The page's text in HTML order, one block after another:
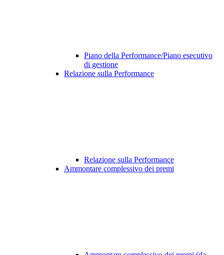
Piano della Performance/Piano esecutivo
di gestione
Relazione sulla Performance
Relazione sulla Performance
Ammontare complessivo dei premi